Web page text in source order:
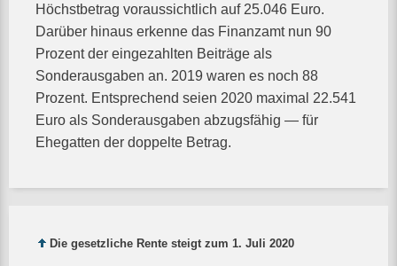
Höchstbetrag voraussichtlich auf 25.046 Euro.
Darüber hinaus erkenne das Finanzamt nun 90
Prozent der eingezahlten Beiträge als
Sonderausgaben an. 2019 waren es noch 88
Prozent. Entsprechend seien 2020 maximal 22.541
Euro als Sonderausgaben abzugsfähig — für
Ehegatten der doppelte Betrag.
Die gesetzliche Rente steigt zum 1. Juli 2020